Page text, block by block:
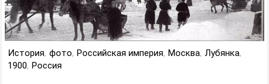
История, фото, Российская империя, Москва, Лубянка,
1900, Россия